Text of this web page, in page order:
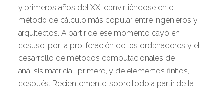
y primeros años del XX, convirtiéndose en el
método de cálculo más popular entre ingenieros y
arquitectos. A partir de ese momento cayó en
desuso, por la proliferación de los ordenadores y el
desarrollo de métodos computacionales de
análisis matricial, primero, y de elementos finitos,
después. Recientemente, sobre todo a partir de la